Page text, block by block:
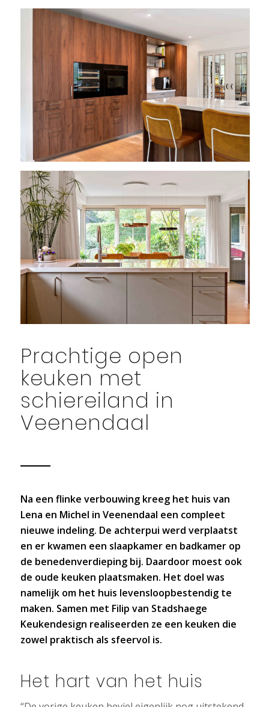
Prachtige open
keuken met
schiereiland in
Veenendaal
Na een flinke verbouwing kreeg het huis van
Lena en Michel in Veenendaal een compleet
nieuwe indeling. De achterpui werd verplaatst
en er kwamen een slaapkamer en badkamer op
de benedenverdieping bij. Daardoor moest ook
de oude keuken plaatsmaken. Het doel was
namelijk om het huis levensloopbestendig te
maken. Samen met Filip van Stadshaege
Keukendesign realiseerden ze een keuken die
zowel praktisch als sfeervol is.
Het hart van het huis